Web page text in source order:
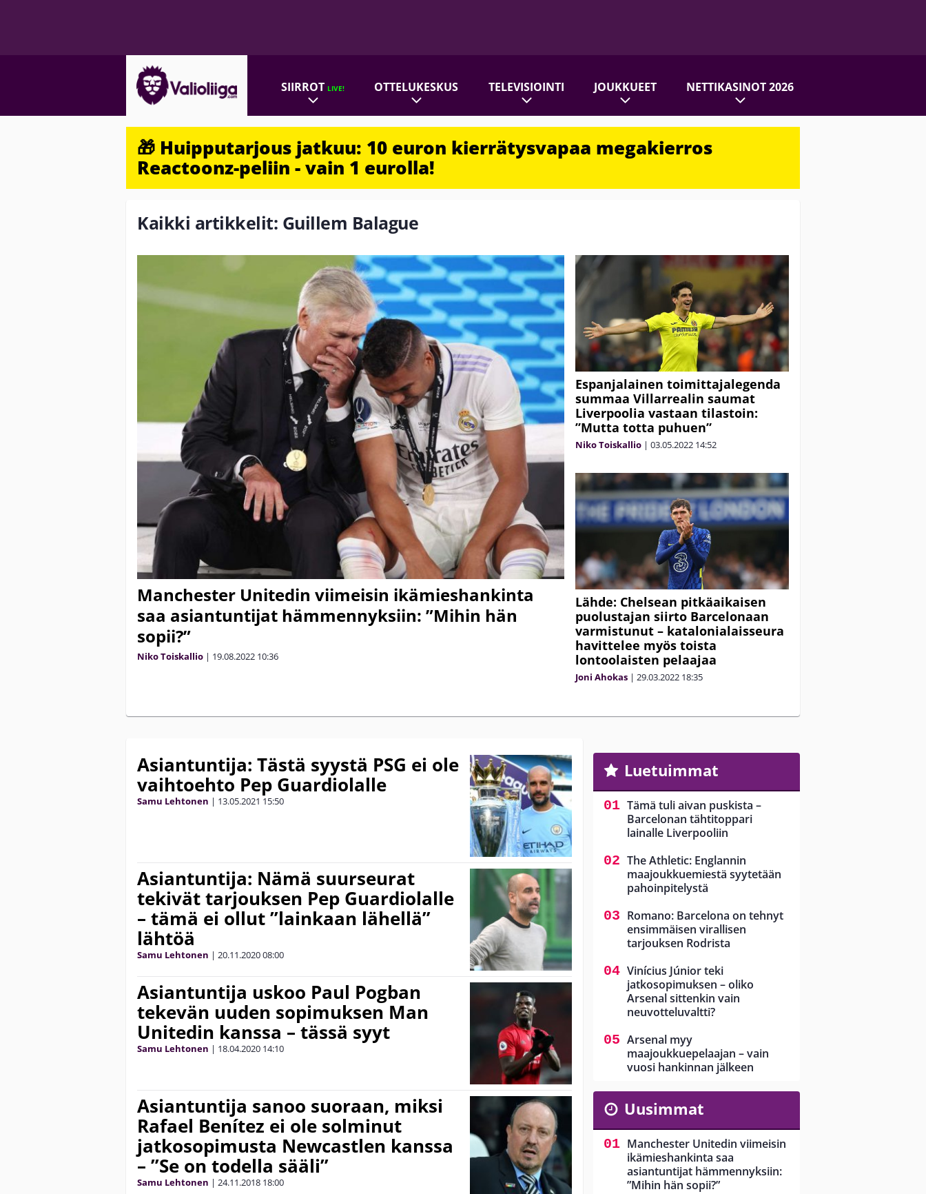
SIIRROTLIVE! OTTELUKESKUS TELEVISIOINTI JOUKKUEET NETTIKASINOT 2026
🎁 Huipputarjous jatkuu: 10 euron kierrätysvapaa megakierros
Reactoonz-peliin - vain 1 eurolla!
Kaikki artikkelit: Guillem Balague
Manchester Unitedin viimeisin ikämieshankinta
saa asiantuntijat hämmennyksiin: ”Mihin hän
sopii?”
Niko Toiskallio | 19.08.2022 10:36
Espanjalainen toimittajalegenda
summaa Villarrealin saumat
Liverpoolia vastaan tilastoin:
”Mutta totta puhuen”
Niko Toiskallio | 03.05.2022 14:52
Lähde: Chelsean pitkäaikaisen
puolustajan siirto Barcelonaan
varmistunut – katalonialaisseura
havittelee myös toista
lontoolaisten pelaajaa
Joni Ahokas | 29.03.2022 18:35
Asiantuntija: Tästä syystä PSG ei ole
vaihtoehto Pep Guardiolalle
Samu Lehtonen | 13.05.2021 15:50
Asiantuntija: Nämä suurseurat
tekivät tarjouksen Pep Guardiolalle
– tämä ei ollut ”lainkaan lähellä”
lähtöä
Samu Lehtonen | 20.11.202008:00
Asiantuntija uskoo Paul Pogban
tekevän uuden sopimuksen Man
Unitedin kanssa – tässä syyt
Samu Lehtonen | 18.04.2020 14:10
Asiantuntija sanoo suoraan, miksi
Rafael Benítez ei ole solminut
jatkosopimusta Newcastlen kanssa
– ”Se on todella sääli”
Samu Lehtonen | 24.11.2018 18:00
Luetuimmat
Tämä tuli aivan puskista –
Barcelonan tähtitoppari
lainalle Liverpooliin
The Athletic: Englannin
maajoukkuemiestä syytetään
pahoinpitelystä
Romano: Barcelona on tehnyt
ensimmäisen virallisen
tarjouksen Rodrista
Vinícius Júnior teki
jatkosopimuksen – oliko
Arsenal sittenkin vain
neuvotteluvaltti?
Arsenal myy
maajoukkuepelaajan – vain
vuosi hankinnan jälkeen
Uusimmat
Manchester Unitedin viimeisin
ikämieshankinta saa
asiantuntijat hämmennyksiin:
”Mihin hän sopii?”